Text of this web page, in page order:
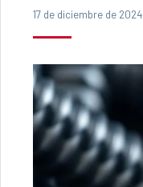
17 de diciembre de 2024